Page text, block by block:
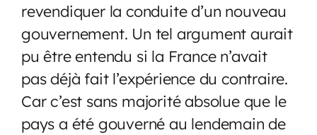
revendiquer la conduite d’un nouveau
gouvernement. Un tel argument aurait
pu être entendu si la France n’avait
pas déjà fait l’expérience du contraire.
Car c’est sans majorité absolue que le
pays a été gouverné au lendemain de